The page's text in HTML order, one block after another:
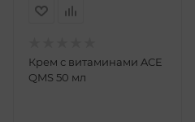
Крем с витаминами ACE
QMS 50 мл